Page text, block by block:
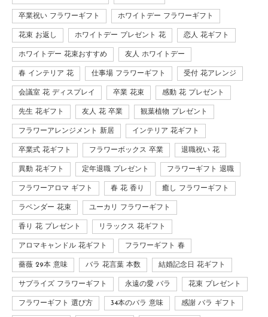
卒業祝い フラワーギフト ホワイトデー フラワーギフト
花束 お返し ホワイトデー プレゼント 花 恋人 花ギフト
ホワイトデー 花束おすすめ 友人 ホワイトデー
春 インテリア 花 仕事場 フラワーギフト 受付 花アレンジ
会議室 花 ディスプレイ 卒業 花束 感動 花 プレゼント
先生 花ギフト 友人 花 卒業 観葉植物 プレゼント
フラワーアレンジメント 新居 インテリア 花ギフト
卒業式 花ギフト フラワーボックス 卒業 退職祝い 花
異動 花ギフト 定年退職 プレゼント フラワーギフト 退職
フラワーアロマ ギフト 春 花 香り 癒し フラワーギフト
ラベンダー 花束 ユーカリ フラワーギフト
香り 花 プレゼント リラックス 花ギフト
アロマキャンドル 花ギフト フラワーギフト 春
薔薇 29本 意味 バラ 花言葉 本数 結婚記念日 花ギフト
サプライズ フラワーギフト 永遠の愛 バラ 花束 プレゼント
フラワーギフト 選び方 34本のバラ 意味 感謝 バラ ギフト